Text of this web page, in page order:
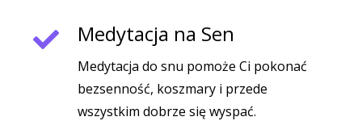
Medytacja na Sen
Medytacja do snu pomoże Ci pokonać
bezsenność, koszmary i przede
wszystkim dobrze się wyspać.